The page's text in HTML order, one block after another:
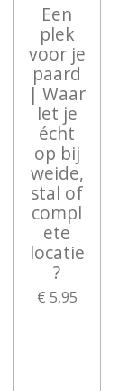
Een
plek
voor je
paard
| Waar
let je
écht
op bij
weide,
stal of
compl
ete
locatie
?
€ 5,95